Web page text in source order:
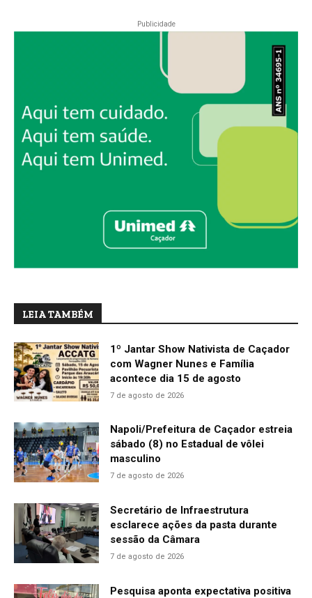
Publicidade
LEIA TAMBÉM
1º Jantar Show Nativista de Caçador
com Wagner Nunes e Família
acontece dia 15 de agosto
7 de agosto de 2026
Napoli/Prefeitura de Caçador estreia
sábado (8) no Estadual de vôlei
masculino
7 de agosto de 2026
Secretário de Infraestrutura
esclarece ações da pasta durante
sessão da Câmara
7 de agosto de 2026
Pesquisa aponta expectativa positiva